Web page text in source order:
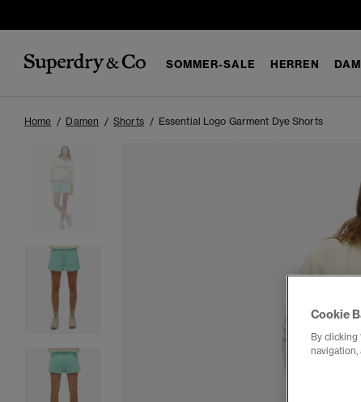
SOMMER-SALE HERREN
Home Damen Shorts Essential Logo Garment Dye Shorts
Cookie
By clicking
navigation,